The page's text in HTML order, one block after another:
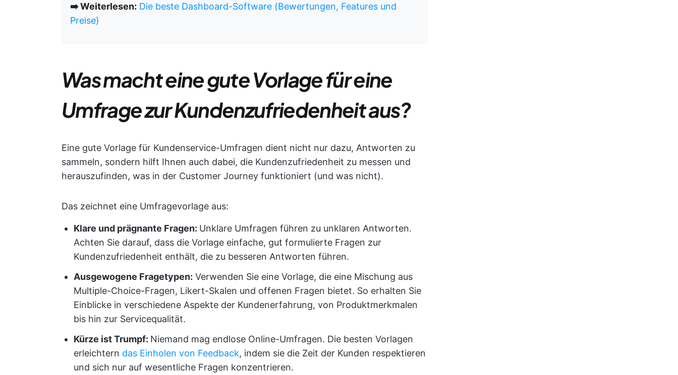
➡️ Weiterlesen: Die beste Dashboard-Software (Bewertungen, Features und
Preise)
Was macht eine gute Vorlage für eine
Umfrage zur Kundenzufriedenheit aus?
Eine gute Vorlage für Kundenservice-Umfragen dient nicht nur dazu, Antworten zu
sammeln, sondern hilft Ihnen auch dabei, die Kundenzufriedenheit zu messen und
herauszufinden, was in der Customer Journey funktioniert (und was nicht).
Das zeichnet eine Umfragevorlage aus:
Klare und prägnante Fragen: Unklare Umfragen führen zu unklaren Antworten.
Achten Sie darauf, dass die Vorlage einfache, gut formulierte Fragen zur
Kundenzufriedenheit enthält, die zu besseren Antworten führen.
Ausgewogene Fragetypen: Verwenden Sie eine Vorlage, die eine Mischung aus
Multiple-Choice-Fragen, Likert-Skalen und offenen Fragen bietet. So erhalten Sie
Einblicke in verschiedene Aspekte der Kundenerfahrung, von Produktmerkmalen
bis hin zur Servicequalität.
Kürze ist Trumpf: Niemand mag endlose Online-Umfragen. Die besten Vorlagen
erleichtern das Einholen von Feedback, indem sie die Zeit der Kunden respektieren
und sich nur auf wesentliche Fragen konzentrieren.